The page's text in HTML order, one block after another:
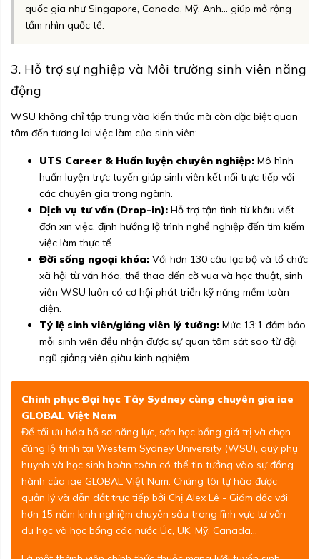
quốc gia như Singapore, Canada, Mỹ, Anh... giúp mở rộng
tầm nhìn quốc tế.
3. Hỗ trợ sự nghiệp và Môi trường sinh viên năng
động
WSU không chỉ tập trung vào kiến thức mà còn đặc biệt quan
tâm đến tương lai việc làm của sinh viên:
UTS Career & Huấn luyện chuyên nghiệp: Mô hình
huấn luyện trực tuyến giúp sinh viên kết nối trực tiếp với
các chuyên gia trong ngành.
Dịch vụ tư vấn (Drop-in): Hỗ trợ tận tình từ khâu viết
đơn xin việc, định hướng lộ trình nghề nghiệp đến tìm kiếm
việc làm thực tế.
Đời sống ngoại khóa: Với hơn 130 câu lạc bộ và tổ chức
xã hội từ văn hóa, thể thao đến cờ vua và học thuật, sinh
viên WSU luôn có cơ hội phát triển kỹ năng mềm toàn
diện.
Tỷ lệ sinh viên/giảng viên lý tưởng: Mức 13:1 đảm bảo
mỗi sinh viên đều nhận được sự quan tâm sát sao từ đội
ngũ giảng viên giàu kinh nghiệm.
Chinh phục Đại học Tây Sydney cùng chuyên gia iae
GLOBAL Việt Nam
Để tối ưu hóa hồ sơ năng lực, săn học bổng giá trị và chọn
đúng lộ trình tại Western Sydney University (WSU), quý phụ
huynh và học sinh hoàn toàn có thể tin tưởng vào sự đồng
hành của iae GLOBAL Việt Nam. Chúng tôi tự hào được
quản lý và dẫn dắt trực tiếp bởi Chị Alex Lê - Giám đốc với
hơn 15 năm kinh nghiệm chuyên sâu trong lĩnh vực tư vấn
du học và học bổng các nước Úc, UK, Mỹ, Canada...